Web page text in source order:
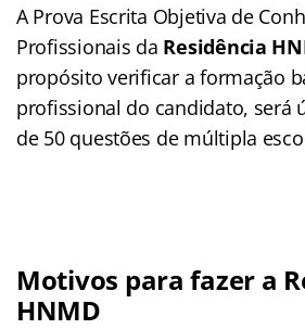
A Prova Escrita Objetiva de
Profissionais da Residência
propósito verificar a formação
profissional do candidato, será
de 50 questões de múltipla
Motivos para fazer a
HNMD